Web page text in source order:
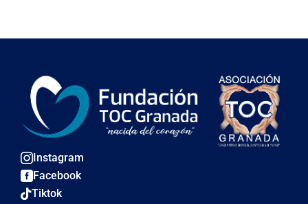
Instagram
Facebook
Tiktok